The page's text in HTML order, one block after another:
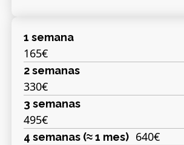
1 semana
165€
2 semanas
330€
3 semanas
495€
4 semanas (≈ 1 mes) 640€